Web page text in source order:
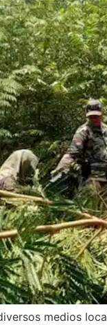
medios